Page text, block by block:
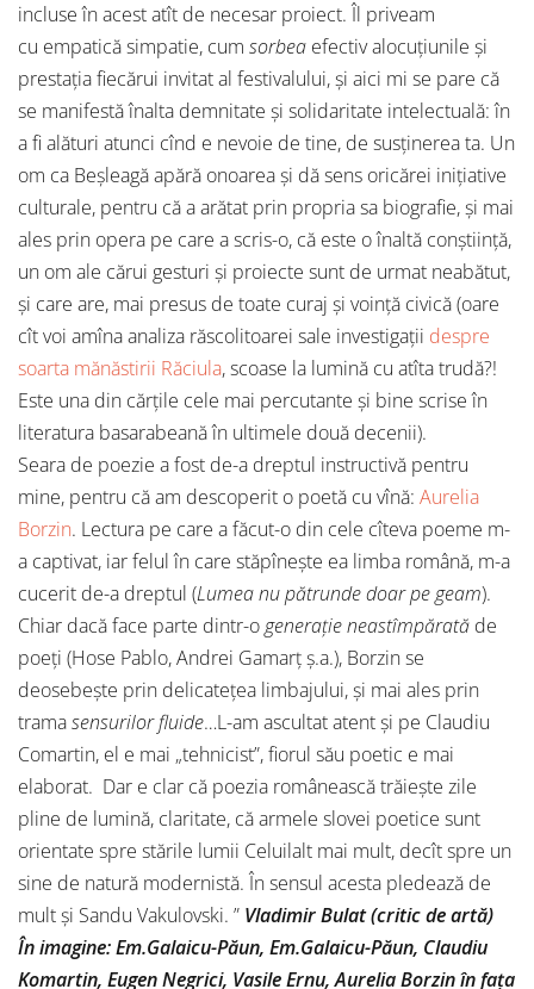
incluse în acest atît de necesar proiect. Îl priveam
cu empatică simpatie, cum sorbea efectiv alocuţiunile şi
prestaţia fiecărui invitat al festivalului, şi aici mi se pare că
se manifestă înalta demnitate şi solidaritate intelectuală: în
a fi alături atunci cînd e nevoie de tine, de susţinerea ta. Un
om ca Beşleagă apără onoarea şi dă sens oricărei iniţiative
culturale, pentru că a arătat prin propria sa biografie, şi mai
ales prin opera pe care a scris-o, că este o înaltă conştiinţă,
un om ale cărui gesturi şi proiecte sunt de urmat neabătut,
şi care are, mai presus de toate curaj şi voinţă civică (oare
cît voi amîna analiza răscolitoarei sale investigaţii despre
soarta mănăstirii Răciula, scoase la lumină cu atîta trudă?!
Este una din cărţile cele mai percutante şi bine scrise în
literatura basarabeană în ultimele două decenii).
Seara de poezie a fost de-a dreptul instructivă pentru
mine, pentru că am descoperit o poetă cu vînă: Aurelia
Borzin. Lectura pe care a făcut-o din cele cîteva poeme m-
a captivat, iar felul în care stăpîneşte ea limba română, m-a
cucerit de-a dreptul (Lumea nu pătrunde doar pe geam).
Chiar dacă face parte dintr-ogeneraţie neastîmpărată de
poeţi (Hose Pablo, Andrei Gamarţ ş.a.), Borzin se
deosebeşte prin delicateţea limbajului, şi mai ales prin
tramasensurilor fluide…L-am ascultat atent şi pe Claudiu
Comartin, el e mai „tehnicist”, fiorul său poetic e mai
elaborat. Dar e clar că poezia românească trăieşte zile
pline de lumină, claritate, că armele slovei poetice sunt
orientate spre stările lumii Celuilalt mai mult, decît spre un
sine de natură modernistă. În sensul acesta pledează de
mult şi Sandu Vakulovski. ” Vladimir Bulat (critic de artă)
În imagine: Em.Galaicu-Păun, Em.Galaicu-Păun, Claudiu
Komartin, Eugen Negrici, Vasile Ernu, Aurelia Borzin în fața